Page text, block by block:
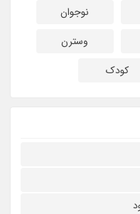
نوجوان
وسترن
کودک